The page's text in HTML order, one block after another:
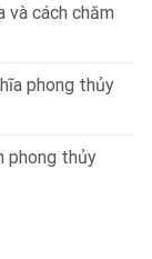
và cách chăm
phong thủy
phong thủy